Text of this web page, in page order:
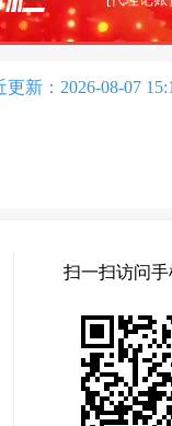
更新：2026-08-07
扫一扫访问手